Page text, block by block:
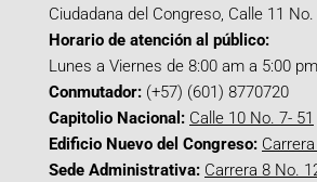
Ciudadana del Congreso, Calle 11
Horario de atención al público:
Lunes a Viernes de 8:00 am a 5:00 pm
Conmutador: (+57) (601) 8770720
Capitolio Nacional: Calle 10 No. 7- 51
Edificio Nuevo del Congreso:
Sede Administrativa: Carrera 8 No.